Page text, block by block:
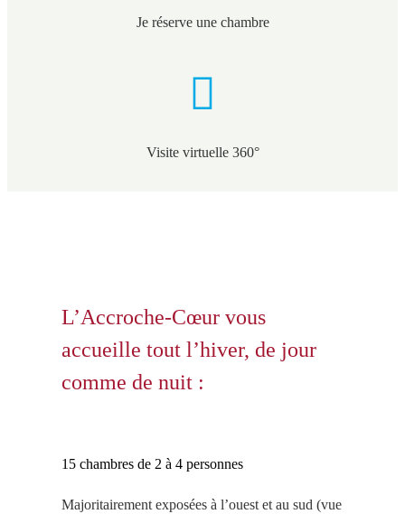
Je réserve une chambre
Visite virtuelle 360°
L’Accroche-Cœur vous
accueille tout l’hiver, de jour
comme de nuit :
15 chambres de 2 à 4 personnes
Majoritairement exposées à l’ouest et au sud (vue